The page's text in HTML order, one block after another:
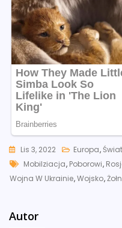
Lis 3, 2022 Europa,Świat
Tags
Mobilziacja, Poborowi,
Wojna W Ukrainie,Wojsko,
Autor